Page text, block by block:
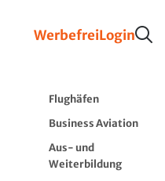
WerbefreiLogin
Flughäfen
Business Aviation
Aus- und
Weiterbildung